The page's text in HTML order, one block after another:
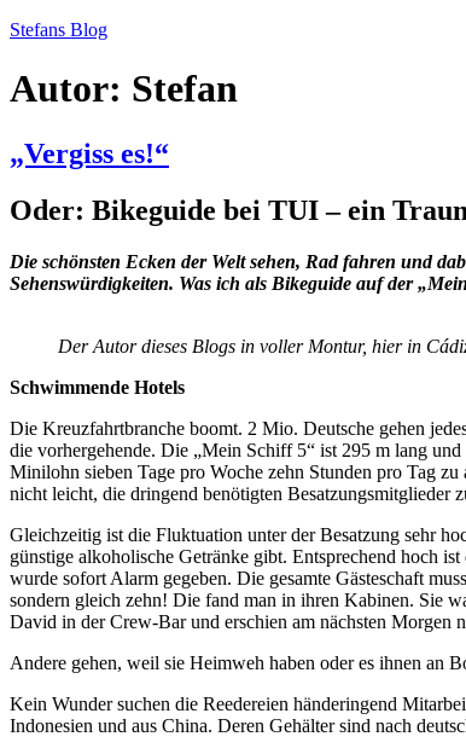
Zum
springen
Stefans Blog
Autor: Stefan
„Vergiss es!“
Oder: Bikeguide bei TUI – ein
Die schönsten Ecken der Welt sehen, Rad fahren und
Sehenswürdigkeiten. Was ich als Bikeguide auf der
Der Autor dieses Blogs in voller Montur, hier in
Schwimmende Hotels
Die Kreuzfahrtbranche boomt. 2 Mio. Deutsche gehen
die vorhergehende. Die „Mein Schiff 5“ ist 295 m lang
Minilohn sieben Tage pro Woche zehn Stunden pro Tag
nicht leicht, die dringend benötigten Besatzungsmitglieder
Gleichzeitig ist die Fluktuation unter der Besatzung sehr
günstige alkoholische Getränke gibt. Entsprechend hoch
wurde sofort Alarm gegeben. Die gesamte Gästeschaft
sondern gleich zehn! Die fand man in ihren Kabinen. Sie
David in der Crew-Bar und erschien am nächsten Morgen
Andere gehen, weil sie Heimweh haben oder es ihnen an
Kein Wunder suchen die Reedereien händeringend
Indonesien und aus China. Deren Gehälter sind nach